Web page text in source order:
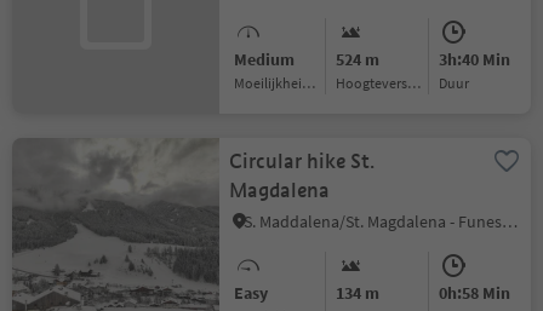
Medium
Moeilijkheidsgraad
524 m
Hoogteverschil
3h:40 Min
Duur
Circular hike St.
Magdalena
S. Maddalena/St. Magdalena - Funes/Villnöss, Villnöss/Funes, Dolomites Region Lüsen Villnöss
Easy 134 m 0h:58 Min